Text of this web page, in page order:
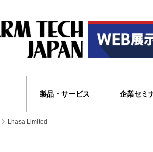
製品・サービス 企業セミ
Lhasa Limited